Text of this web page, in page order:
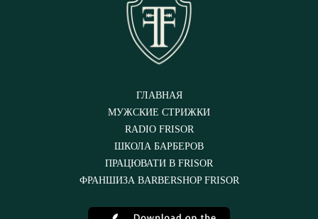
ГЛАВНАЯ
МУЖСКИЕ СТРИЖКИ
RADIO FRISOR
ШКОЛА БАРБЕРОВ
ПРАЦЮВАТИ В FRISOR
ФРАНШИЗА BARBERSHOP FRISOR